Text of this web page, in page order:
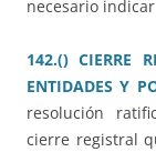
necesario
142.() CIERRE
ENTIDADES Y
resolución
cierre registral